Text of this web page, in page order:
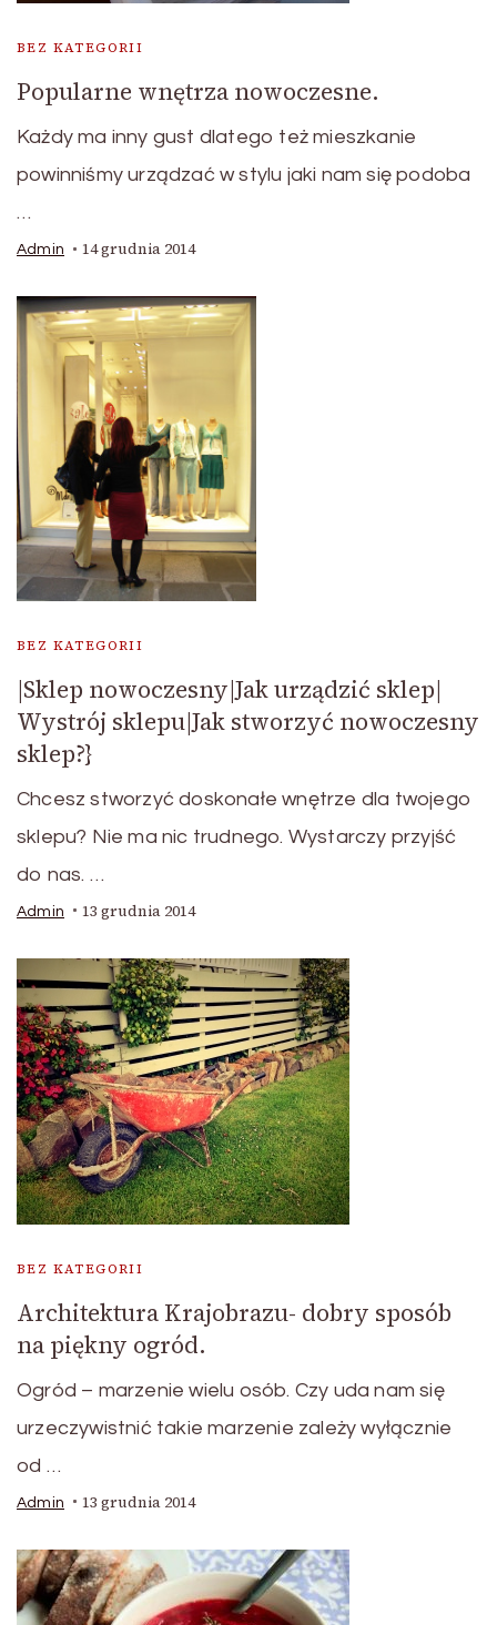
BEZ KATEGORII
Popularne wnętrza nowoczesne.
Każdy ma inny gust dlatego też mieszkanie
powinniśmy urządzać w stylu jaki nam się podoba
…
Admin 14 grudnia 2014
BEZ KATEGORII
|Sklep nowoczesny|Jak urządzić sklep|
Wystrój sklepu|Jak stworzyć nowoczesny
sklep?}
Chcesz stworzyć doskonałe wnętrze dla twojego
sklepu? Nie ma nic trudnego. Wystarczy przyjść
do nas. …
Admin 13 grudnia 2014
BEZ KATEGORII
Architektura Krajobrazu- dobry sposób
na piękny ogród.
Ogród – marzenie wielu osób. Czy uda nam się
urzeczywistnić takie marzenie zależy wyłącznie
od …
Admin 13 grudnia 2014